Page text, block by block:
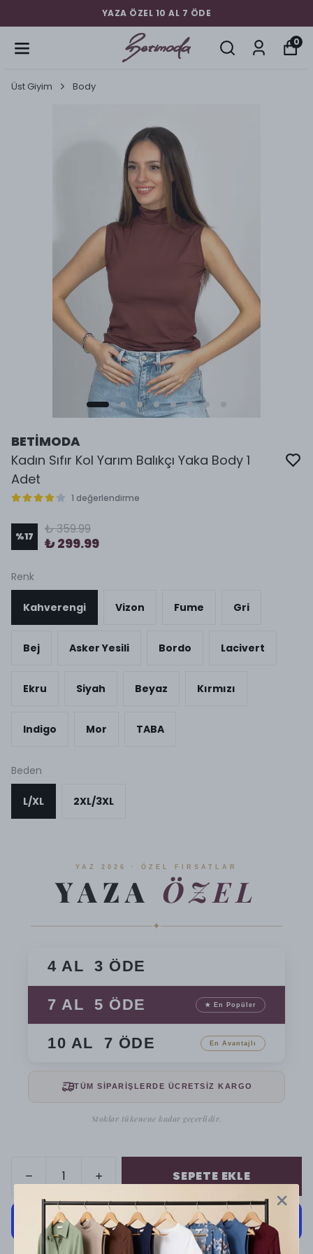
YAZA ÖZEL 10 AL 7 ÖDE
0
Üst Giyim Body
BETİMODA
Kadın Sıfır Kol Yarım Balıkçı Yaka Body 1
Adet
1 değerlendirme
%17 ₺ 359.99
₺ 299.99
Renk
Kahverengi Vizon Fume Gri
Bej Asker Yesili Bordo Lacivert
Ekru Siyah Beyaz Kırmızı
Indigo Mor TABA
Beden
L/XL 2XL/3XL
YAZ 2026 · ÖZEL FIRSATLAR
YAZA ÖZEL
✦
4 AL 3 ÖDE
7 AL 5 ÖDE ★ En Popüler
10 AL 7 ÖDE En Avantajlı
TÜM SİPARİŞLERDE ÜCRETSİZ KARGO
Stoklar tükenene kadar geçerlidir.
SEPETE EKLE